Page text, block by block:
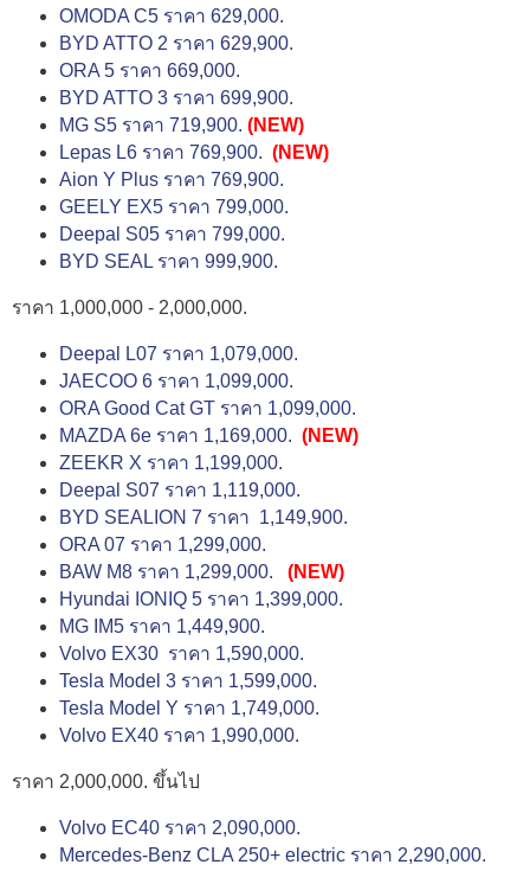
OMODA C5 ราคา 629,000.
BYD ATTO 2 ราคา 629,900.
ORA 5 ราคา 669,000.
BYD ATTO 3 ราคา 699,900.
MG S5 ราคา 719,900. (NEW)
Lepas L6 ราคา 769,900. (NEW)
Aion Y Plus ราคา 769,900.
GEELY EX5 ราคา 799,000.
Deepal S05 ราคา 799,000.
BYD SEAL ราคา 999,900.
ราคา 1,000,000 - 2,000,000.
Deepal L07 ราคา 1,079,000.
JAECOO 6 ราคา 1,099,000.
ORA Good Cat GT ราคา 1,099,000.
MAZDA 6e ราคา 1,169,000. (NEW)
ZEEKR X ราคา 1,199,000.
Deepal S07 ราคา 1,119,000.
BYD SEALION 7 ราคา 1,149,900.
ORA 07 ราคา 1,299,000.
BAW M8 ราคา 1,299,000.
(NEW)
Hyundai IONIQ 5 ราคา 1,399,000.
MG IM5 ราคา 1,449,900.
Volvo EX30 ราคา 1,590,000.
Tesla Model 3 ราคา 1,599,000.
Tesla Model Y ราคา 1,749,000.
Volvo EX40 ราคา 1,990,000.
ราคา 2,000,000. ขึ้นไป
Volvo EC40 ราคา 2,090,000.
Mercedes-Benz CLA 250+ electric ราคา 2,290,000.